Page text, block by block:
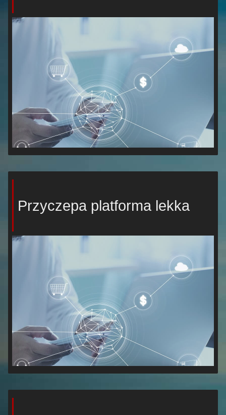
Przyczepa platforma lekka